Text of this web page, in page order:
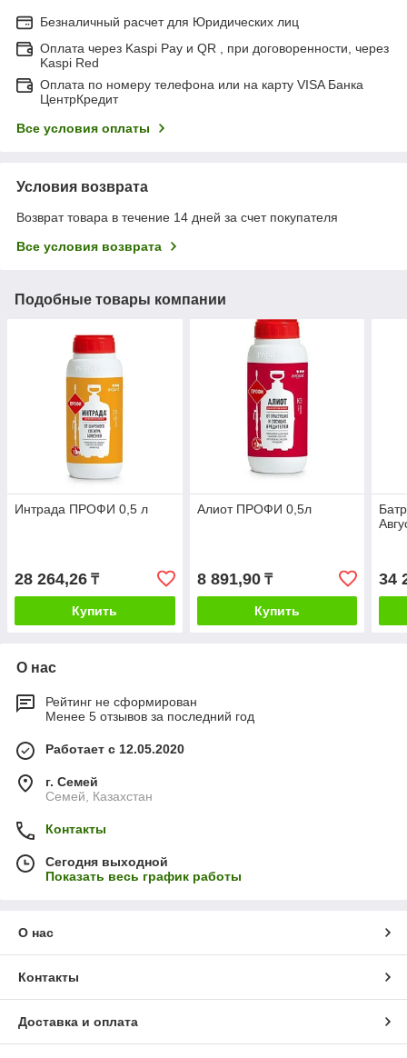
Безналичный расчет для Юридических лиц
Оплата через Kaspi Pay и QR , при договоренности, через
Kaspi Red
Оплата по номеру телефона или на карту VISA Банка
ЦентрКредит
Все условия оплаты
Условия возврата
Возврат товара в течение 14 дней за счет покупателя
Все условия возврата
Подобные товары компании
Интрада ПРОФИ 0,5 л
28 264,26 ₸
Купить
Алиот ПРОФИ 0,5л
8 891,90₸
Купить
34
О нас
Рейтинг не сформирован
Менее 5 отзывов за последний год
Работает с 12.05.2020
г. Семей
Семей, Казахстан
Контакты
Сегодня выходной
Показать весь график работы
О нас
Контакты
Доставка и оплата